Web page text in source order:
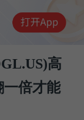
高
一倍才能